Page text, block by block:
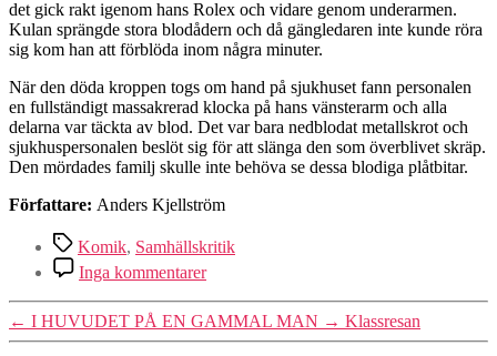
det gick rakt igenom hans Rolex och vidare genom underarmen.
Kulan sprängde stora blodådern och då gängledaren inte kunde röra
sig kom han att förblöda inom några minuter.
När den döda kroppen togs om hand på sjukhuset fann personalen
en fullständigt massakrerad klocka på hans vänsterarm och alla
delarna var täckta av blod. Det var bara nedblodat metallskrot och
sjukhuspersonalen beslöt sig för att slänga den som överblivet skräp.
Den mördades familj skulle inte behöva se dessa blodiga plåtbitar.
Författare: Anders Kjellström
Etiketter
Komik, Samhällskritik
Inga kommentarertill
Den
lycklige
ägaren
av
← I HUVUDET PÅ EN GAMMAL MAN → Klassresan